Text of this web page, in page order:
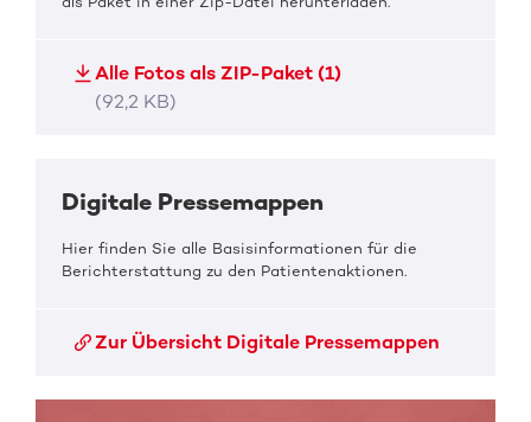
Alle Fotos als ZIP-Paket (1)
(92,2 KB)
Digitale Pressemappen
Hier finden Sie alle Basisinformationen für die
Berichterstattung zu den Patientenaktionen.
Zur Übersicht Digitale Pressemappen